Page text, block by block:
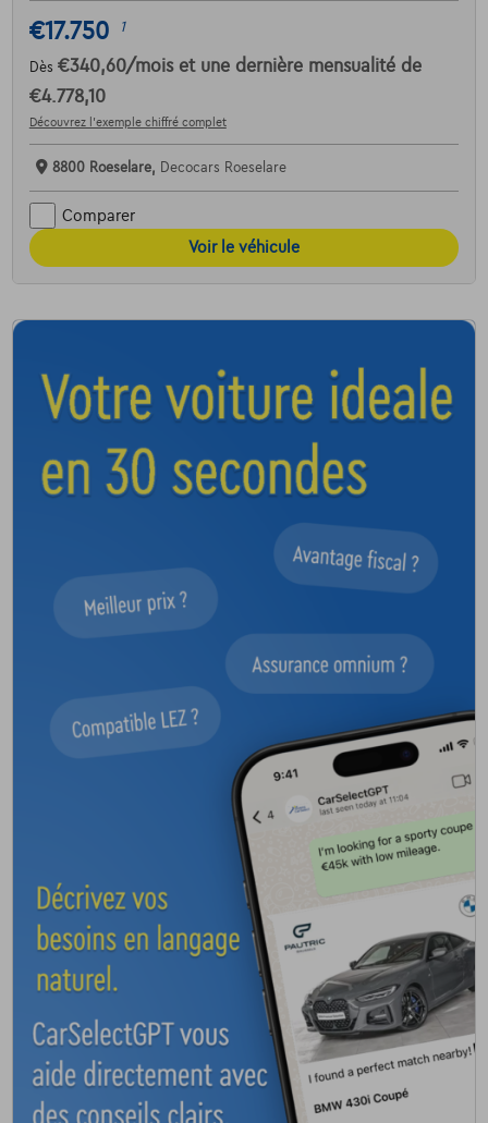
€17.750 1
Dès €340,60/mois et une dernière mensualité de
€4.778,10
Découvrez l’exemple chiffré complet
8800 Roeselare, Decocars Roeselare
Comparer
Voir le véhicule